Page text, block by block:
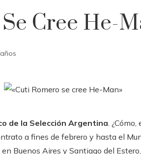
Cree He-
de la Selección Argentina.
a fines de febrero y hasta el
Buenos Aires y Santiago del